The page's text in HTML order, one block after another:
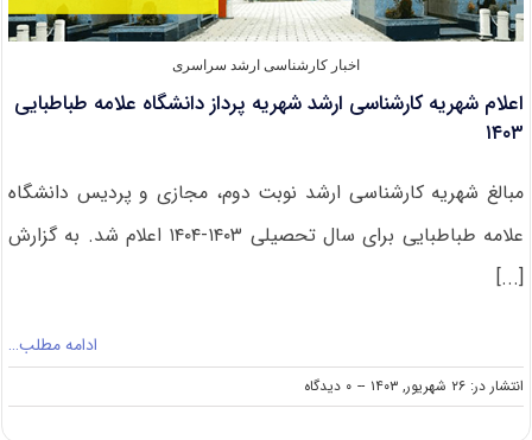
اخبار کارشناسی ارشد سراسری
اعلام شهریه کارشناسی ارشد شهریه پرداز دانشگاه علامه طباطبایی
۱۴۰۳
مبالغ شهریه کارشناسی ارشد نوبت دوم، مجازی و پردیس دانشگاه
علامه طباطبایی برای ﺳﺎل ﺗﺤﺼﯿﻠﯽ ۱۴۰۳-۱۴۰۴ اعلام شد. به گزارش
[...]
ادامه مطلب…
انتشار در: ۲۶ شهریور, ۱۴۰۳ -- ۰ دیدگاه
on
اعلام